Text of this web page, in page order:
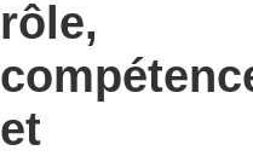
rôle,
et